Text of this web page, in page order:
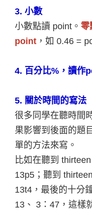
3. 小數
小數點讀 point。 零
point ，如 0.46 =
4. 百分比%，讀作
5. 關於時間的寫法
很多同學在聽時間
果影響到後面的題
單的方法來寫。
比如在聽到
13p5；聽到
13t4，最後的十分
13、 3：47，這樣